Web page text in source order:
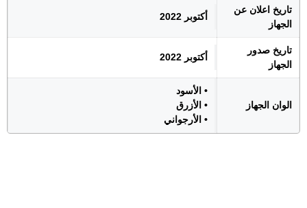
تاريخ اعلان عن
الجهاز
أكتوبر 2022
تاريخ صدور
الجهاز
أكتوبر 2022
الوان الجهاز
• الأسود
• الأزرق
• الأرجواني